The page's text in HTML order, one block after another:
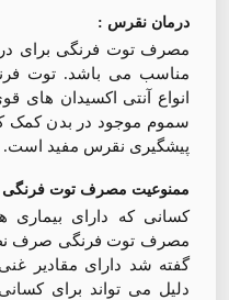
درمان نقرس :
مصرف توت فرنگی برای
مناسب می باشد. توت
انواع آنتی اکسیدان های
سموم موجود در بدن کمک
پیشگیری نقرس مفید است.
ممنوعیت مصرف توت فرنگی
کسانی که دارای بیماری
مصرف توت فرنگی صرف
گفته شد دارای مقادیر
دلیل می تواند برای